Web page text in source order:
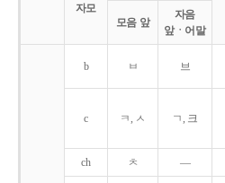
자모
모음 앞
자음
앞ㆍ어말
b ㅂ 브
c ㅋ, ㅅ ㄱ, 크
ch ㅊ ―